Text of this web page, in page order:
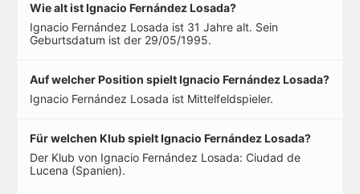
Wie alt ist Ignacio Fernández Losada?
Ignacio Fernández Losada ist 31 Jahre alt. Sein
Geburtsdatum ist der 29/05/1995.
Auf welcher Position spielt Ignacio Fernández Losada?
Ignacio Fernández Losada ist Mittelfeldspieler.
Für welchen Klub spielt Ignacio Fernández Losada?
Der Klub von Ignacio Fernández Losada: Ciudad de
Lucena (Spanien).